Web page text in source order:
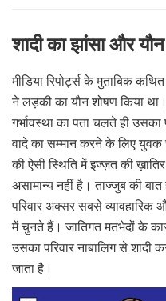
शादी का झांसा और
मीडिया रिपोर्ट्स के मुताबिक
ने लड़की का यौन शोषण किया था।
गर्भावस्था का पता चलते ही उसका
वादे का सम्मान करने के लिए
की ऐसी स्थिति में इज्ज़त की
असामान्य नहीं है। ताज्जुब की
परिवार अक्सर सबसे व्यावहारिक
में चुनते हैं। जातिगत मतभेदों के
उसका परिवार नाबालिग से शादी
जाता है।